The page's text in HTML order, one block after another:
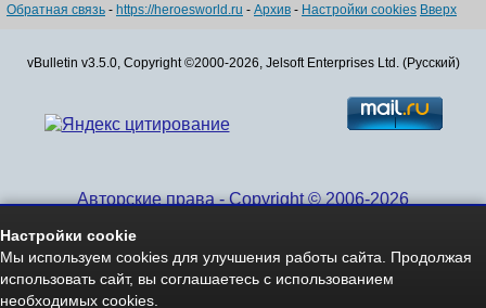
Обратная связь - https://heroesworld.ru - Архив - Настройки cookies Вверх
vBulletin v3.5.0, Copyright ©2000-2026, Jelsoft Enterprises Ltd. (Русский)
Авторские права - Copyright © 2006-2026
Настройки cookie
Мы используем cookies для улучшения работы сайта. Продолжая
использовать сайт, вы соглашаетесь с использованием
необходимых cookies.